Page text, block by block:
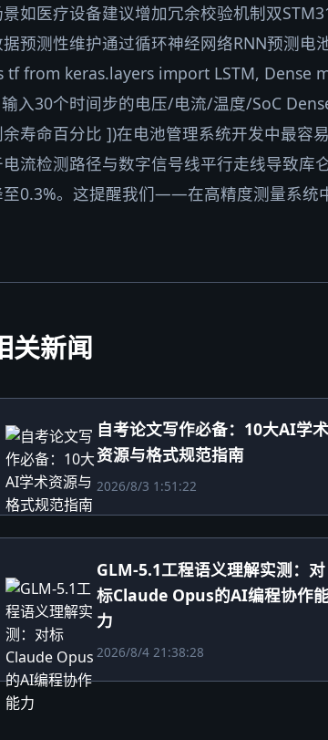
如医疗设备建议增加冗余校验机制双
据预测性维护通过循环神经网络RNN预测
tf from keras.layers import LSTM, Dense
入30个时间步的电压/电流/温度/SoC
余寿命百分比 ])在电池管理系统开发中最容
电流检测路径与数字信号线平行走线导致库
至0.3%。这提醒我们——在高精度测量系统
关新闻
自考论文写作必备：10大AI学术
资源与格式规范指南
2026/8/3 1:51:22
GLM-5.1工程语义理解实测：对
标Claude Opus的AI编程协作
力
2026/8/4 21:38:28